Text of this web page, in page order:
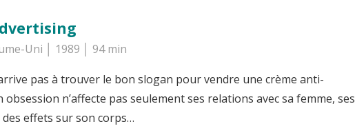
Uni │ 1989 │ 94 min
pas à trouver le bon slogan pour vendre une crème anti-
n’affecte pas seulement ses relations avec sa femme, ses
effets sur son corps…